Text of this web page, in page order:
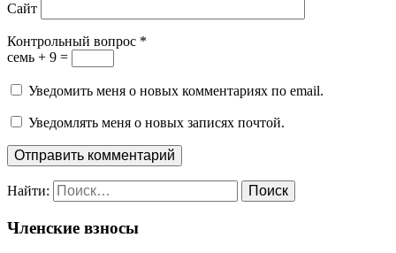
Сайт
Контрольный вопрос *
семь + 9 =
Уведомить меня о новых комментариях по email.
Уведомлять меня о новых записях почтой.
Найти:
Членские взносы